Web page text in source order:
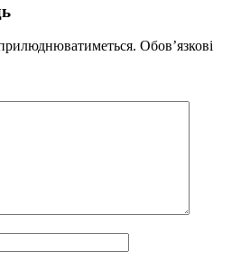
Обов’язкові